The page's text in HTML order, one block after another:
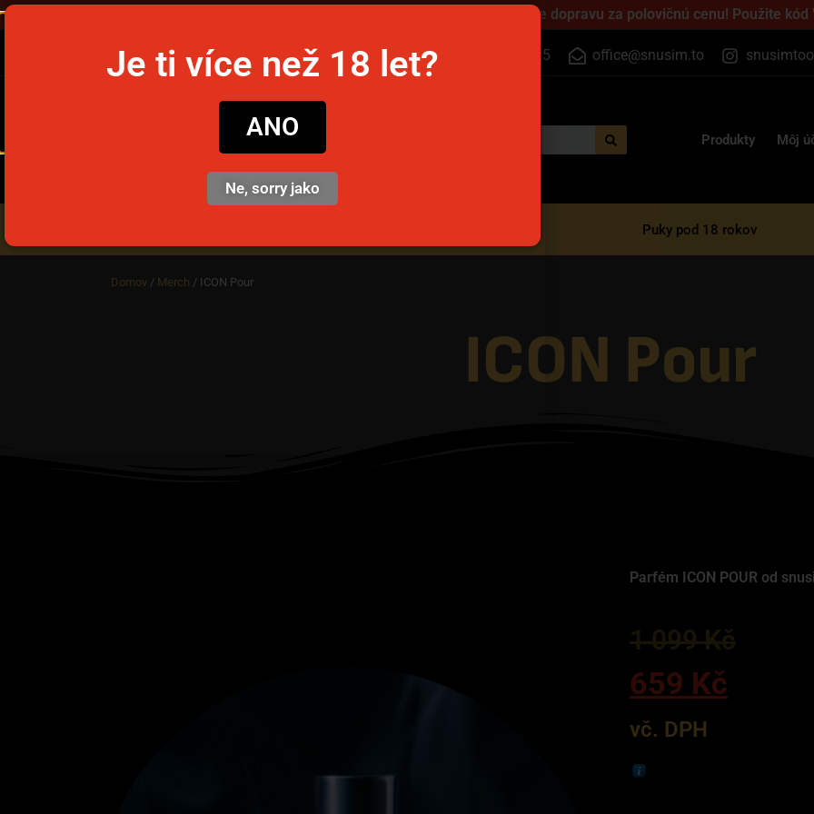
Objednajte cez víkend a získajte dopravu za polovičnú cenu! Použite kód
+420 733 525 395 office@snusim.to snusimtoo
snusim Produkty Môj
Puky pod 18 rokov
Domov / Merch / ICON Pour
ICON Pour
Parfém ICON POUR od
1 099Kč
659 Kč
vč. DPH
Je ti více než 18 let?
ANO
Ne, sorry jako